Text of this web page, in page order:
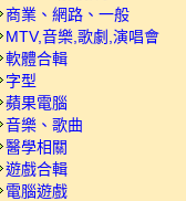
商業、網路、一般
MTV,音樂,歌劇,演唱會
軟體合輯
字型
蘋果電腦
音樂、歌曲
醫學相關
遊戲合輯
電腦遊戲